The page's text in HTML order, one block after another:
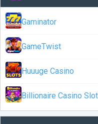
Gaminator
GameTwist
Huuuge Casino
Billionaire Casino